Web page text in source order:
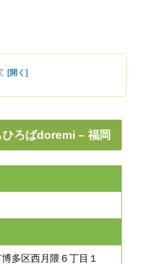
ろばdoremi – 福岡
多区西月隈６丁目１